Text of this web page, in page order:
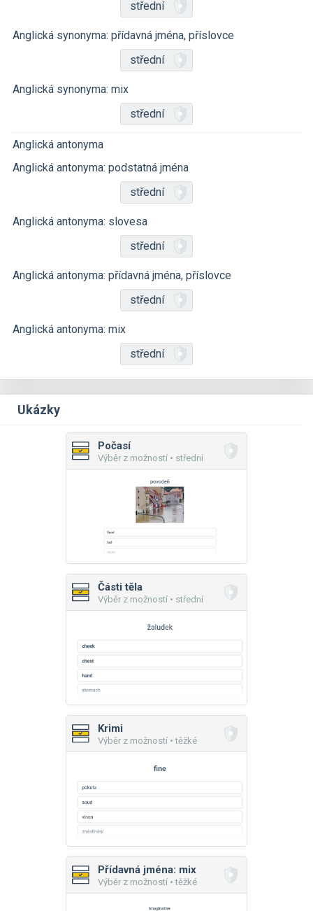
střední
Anglická synonyma: přídavná jména, příslovce
střední
Anglická synonyma: mix
střední
Anglická antonyma
Anglická antonyma: podstatná jména
střední
Anglická antonyma: slovesa
střední
Anglická antonyma: přídavná jména, příslovce
střední
Anglická antonyma: mix
střední
Ukázky
Počasí
Výběr z možností • střední
Části těla
Výběr z možností • střední
Krimi
Výběr z možností • těžké
Přídavná jména: mix
Výběr z možností • těžké